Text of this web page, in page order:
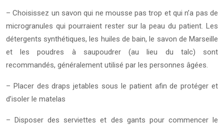
– Choisissez un savon qui ne mousse pas trop et qui n’a pas de
microgranules qui pourraient rester sur la peau du patient. Les
détergents synthétiques, les huiles de bain, le savon de Marseille
et les poudres à saupoudrer (au lieu du talc) sont
recommandés, généralement utilisé par les personnes âgées.
– Placer des draps jetables sous le patient afin de protéger et
d’isoler le matelas
– Disposer des serviettes et des gants pour commencer le